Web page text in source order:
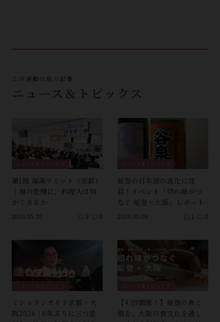
この連載の他の記事
ニュース＆トピックス
第1回 海藻サミット（京都）
｜海の危機に、料理人は何
ができるか
2026.05.20 3 0
能登の日本酒の進化に注
目！イベント「切れ味がつ
なぐ 能登×大阪」レポート
2026.05.08 1 0
ミシュランガイド京都・大
阪2026｜6年ぶりに三つ星
【4/19開催！】能登の魚と
酒を、大阪の食文化を通し